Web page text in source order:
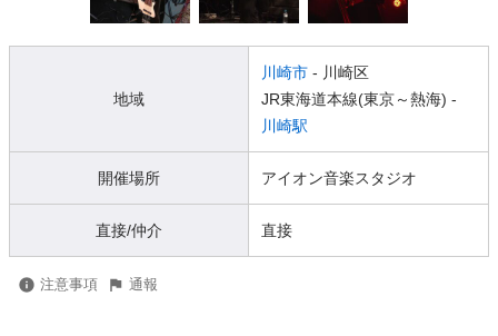
地域
川崎市 - 川崎区
JR東海道本線(東京～熱海) -
川崎駅
開催場所 アイオン音楽スタジオ
直接/仲介 直接
注意事項 通報